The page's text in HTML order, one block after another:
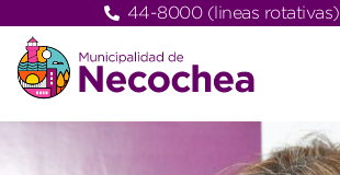
44-8000 (lineas rotativas)